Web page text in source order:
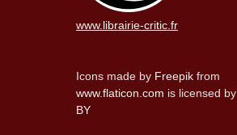
www.librairie-critic.fr
Icons made by Freepik from
www.flaticon.com is licensed by
BY